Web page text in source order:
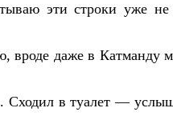
эти строки
даже в
в туалет —